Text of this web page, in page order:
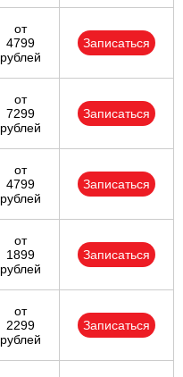
от
4799
рублей
Записаться
от
7299
рублей
Записаться
от
4799
рублей
Записаться
от
1899
рублей
Записаться
от
2299
рублей
Записаться